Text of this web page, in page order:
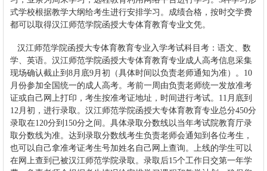
式学校根据教学大纲给考生进行安排学习。成绩合格，按时交学费
都可以取得汉江师范学院函授大专体育教育专业文凭。
汉江师范学院函授大专体育教育专业入学考试科目考： 语文、数
学、英语。 汉江师范学院函授大专体育教育专业成人高考信息采集
现场确认截止到8月底9月初（具体时间以负责老师通知为准）。10
月份参加全国统一的成人高考。考前一周由负责老师统一发放准考
证或自己网上打印，考生按准考证地址，时间进行考试。11月底到
12月初，进行录取。 汉江师范学院函授大专体育教育专业总分450分
录取在120分到150分之间。具体录取分数线以当年考试院教育厅录
取分数线为准。达到录取分数线考生负责老师会通知到各位考生，
也可以自己拿准考证考生号加姓名自己网上查询。上线的学生可以
在网上查到已被汉江师范学院录取。录取后15个工作日交第一年学